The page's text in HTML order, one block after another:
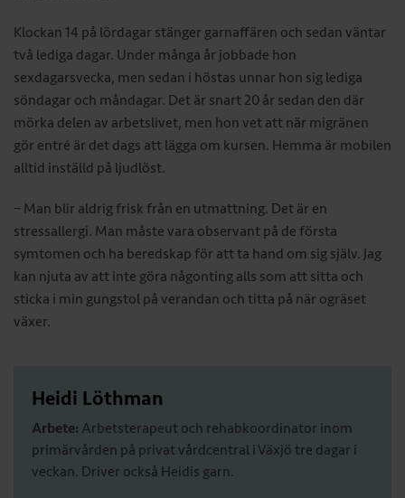
Klockan 14 på lördagar stänger garnaffären och sedan väntar
två lediga dagar. Under många år jobbade hon
sexdagarsvecka, men sedan i höstas unnar hon sig lediga
söndagar och måndagar. Det är snart 20 år sedan den där
mörka delen av arbetslivet, men hon vet att när migränen
gör entré är det dags att lägga om kursen. Hemma är mobilen
alltid inställd på ljudlöst.
– Man blir aldrig frisk från en utmattning. Det är en
stressallergi. Man måste vara observant på de första
symtomen och ha beredskap för att ta hand om sig själv. Jag
kan njuta av att inte göra någonting alls som att sitta och
sticka i min gungstol på verandan och titta på när ogräset
växer.
Heidi Löthman
Arbete: Arbetsterapeut och rehabkoordinator inom
primärvården på privat vårdcentral i Växjö tre dagar i
veckan. Driver också Heidis garn.